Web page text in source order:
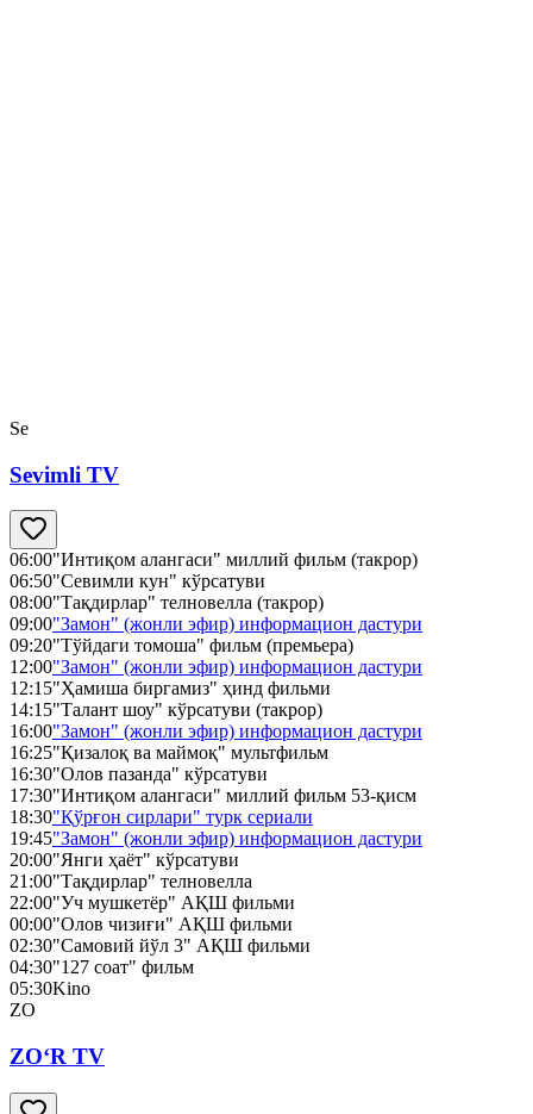
Se
Sevimli TV
06:00"Интиқом алангаси" миллий фильм (такрор)
06:50"Севимли кун" кўрсатуви
08:00"Тақдирлар" телновелла (такрор)
09:00"Замон" (жонли эфир) информацион дастури
09:20"Тўйдаги томоша" фильм (премьера)
12:00"Замон" (жонли эфир) информацион дастури
12:15"Ҳамиша биргамиз" ҳинд фильми
14:15"Талант шоу" кўрсатуви (такрор)
16:00"Замон" (жонли эфир) информацион дастури
16:25"Қизалоқ ва маймоқ" мультфильм
16:30"Олов пазанда" кўрсатуви
17:30"Интиқом алангаси" миллий фильм 53-қисм
18:30"Қўрғон сирлари" турк сериали
19:45"Замон" (жонли эфир) информацион дастури
20:00"Янги ҳаёт" кўрсатуви
21:00"Тақдирлар" телновелла
22:00"Уч мушкетёр" АҚШ фильми
00:00"Олов чизиғи" АҚШ фильми
02:30"Самовий йўл 3" АҚШ фильми
04:30"127 соат" фильм
05:30Kino
ZO
ZO‘R TV